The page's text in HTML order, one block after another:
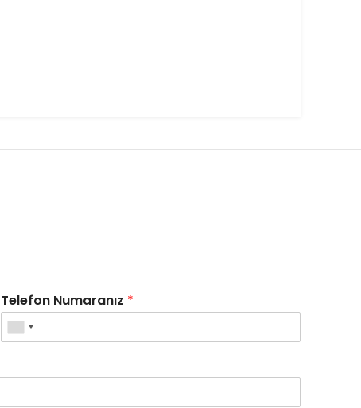
Telefon Numaranız *